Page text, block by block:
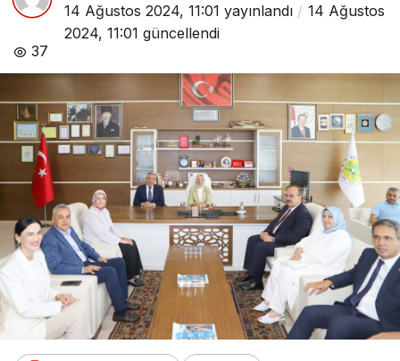
14 Ağustos 2024, 11:01 yayınlandı
14 Ağustos
2024, 11:01 güncellendi
37